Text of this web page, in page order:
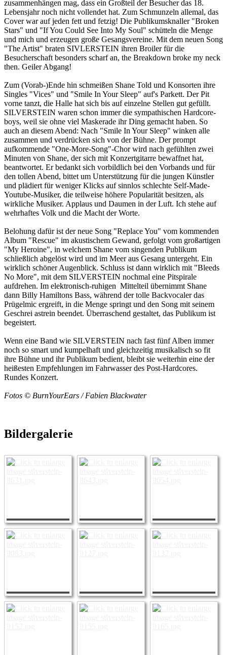
zusammenhängen mag, dass ein Großteil der Besucher das 18.
Lebensjahr noch nicht vollendet hat. Zum Schmunzeln allemal, das
Cover war auf jeden fett und fetzig! Die Publikumsknaller "Broken
Stars" und "If You Could See Into My Soul" schütteln die Menge
und mich und erzeugen große Gesangsvereine. Mit dem neuen Song
"The Artist" braten SIVLERSTEIN ihren Broiler für die
Besucherschaft besonders scharf an, the Breakdown broke my neck
then. Geiler Abgang!
Zum (Vorab-)Ende hin schmeißen Shane Told und Konsorten ihre
Singles "Vices" und "Smile In Your Sleep" auf's Parkett. Der Pit
vorne tanzt, die Halle hat sich bis auf einzelne Stellen gut gefüllt.
SILVERSTEIN waren schon immer die sympathischen Hardcore-
boys, weil sie ohne viel Maskerade ihr Ding gemacht haben. So
auch an diesem Abend: Nach "Smile In Your Sleep" winken alle
zusammen und verdrücken sich von der Bühne. Der prompt
aufkommende "One-More-Song"-Chor wird nach gefühlten zwei
Minuten von Shane, der sich mit Konzertgitarre bewaffnet hat,
beantwortet. Er bedankt sich vorbildlich bei den Vorbands und für
den tollen Abend, bittet um Unterstützung für die jungen Künstler
und plädiert für weniger Klicks auf sinnlos schlechte Self-Made-
Youtube-Musiker, die teilweise höhere Popularität besitzen, als
wirkliche Musiker. Applaus und Daumen in der Luft. Ich stehe auf
wehrhaftes Volk und die Macht der Worte.
Belohung dafür ist der neue Song "Replace You" vom kommenden
Album "Rescue" im akustischem Gewand, gefolgt vom großartigen
"My Heroine", in welchem Shane vom singenden Publikum
schließlich abgelöst wird und im Meer aus Gesang untergeht. Ein
wirklich schöner Augenblick. Schluss ist dann wirklich mit "Bleeds
No More", mit dem SILVERSTEIN nochmal eine Pitspirale
aufdrehen. Im elektronisch-ruhigen Mittelteil übernimmt Shane
dann Billy Hamiltons Bass, während der tolle Backvocaler das
Prügelmic ergreift, in die Menge springt und den Song mit seinem
Geschrei astrein beendet. Überraschend gestaltet, das Publikum ist
begeistert.
Wenn eine Band wie SILVERSTEIN nach fast fünf Alben immer
noch so smart und kumpelhaft und gleichzeitig musikalisch so fit
ihre Bühne und ihr Publikum bedient, bleibt sie weiterhin eine der
heißesten Empfehlungen im Fahrwasser des Post-Hardcores.
Rundes Konzert.
Fotos © BurnYourEars / Fabien Blackwater
Bildergalerie